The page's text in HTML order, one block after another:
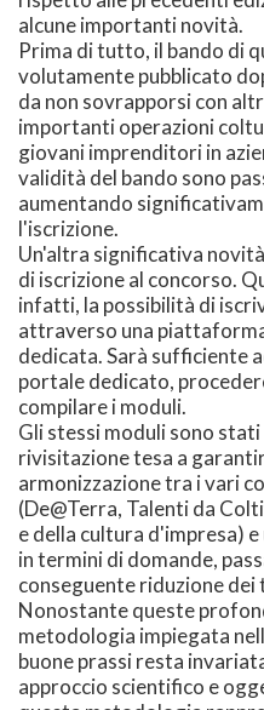
alcune importanti novità.
Prima di tutto, il bando di
volutamente pubblicato
da non sovrapporsi con
importanti operazioni
giovani imprenditori in
validità del bando sono
aumentando
l'iscrizione.
Un'altra significativa
di iscrizione al concorso.
infatti, la possibilità di
attraverso una
dedicata. Sarà sufficiente
portale dedicato,
compilare i moduli.
Gli stessi moduli sono
rivisitazione tesa a
armonizzazione tra i vari
(De@Terra, Talenti da
e della cultura d'impresa)
in termini di domande,
conseguente riduzione dei
Nonostante queste
metodologia impiegata
buone prassi resta
approccio scientifico e